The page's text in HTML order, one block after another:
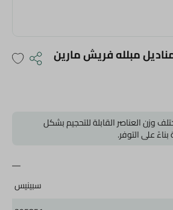
مبلله فريش مارين
وزن العناصر القابلة للتحجيم بشكل
على التوفر.
سبينيس